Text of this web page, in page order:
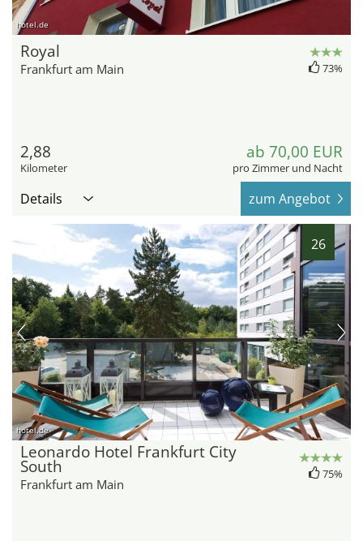
hotel.de
Royal
Frankfurt am Main 73%
2,88
Kilometer
ab 70,00 EUR
pro Zimmer und Nacht
Details zum Angebot
26
hotel.de
Leonardo Hotel Frankfurt City
South
Frankfurt am Main
75%